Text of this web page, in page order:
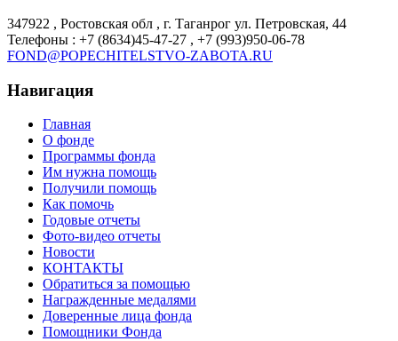
347922 , Ростовская обл , г. Таганрог ул. Петровская, 44
Телефоны : +7 (8634)45-47-27 , +7 (993)950-06-78
FOND@POPECHITELSTVO-ZABOTA.RU
Навигация
Главная
О фонде
Программы фонда
Им нужна помощь
Получили помощь
Как помочь
Годовые отчеты
Фото-видео отчеты
Новости
КОНТАКТЫ
Обратиться за помощью
Награжденные медалями
Доверенные лица фонда
Помощники Фонда